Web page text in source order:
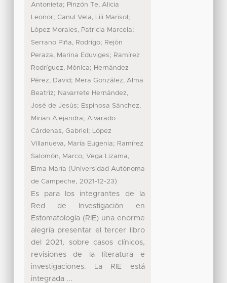
Antonieta; Pinzón Te, Alicia
Leonor; Canul Vela, Lili Marisol ;
López Morales, Patricia Marcela;
Serrano Piña, Rodrigo; Rejón
Peraza, Marina Eduviges; Ramírez
Rodríguez, Mónica; Hernández
Pérez, David; Mera González, Alma
Beatriz; Navarrete Hernández,
José de Jesús; Espinosa Sánchez,
Mirian Alejandra; Alvarado
Cárdenas, Gabriel ; López
Villanueva, María Eugenia; Ramírez
Salomón, Marco; Vega Lizama,
Elma María (Universidad Autónoma
de Campeche, 2021-12-23)
Es para los integrantes de la
Red de Investigación en
Estomatología (RIE) una enorme
alegría presentar el tercer libro
del 2021, sobre casos clínicos,
revisiones de la literatura e
investigaciones. La RIE está
integrada ...